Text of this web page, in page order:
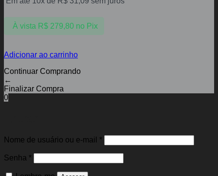
À vista R$279,80 no Pix
Adicionar ao carrinho
Continuar Comprando
←
Finalizar Compra
0
Nome de usuário ou e-mail *Obrigatório
Senha *Obrigatório